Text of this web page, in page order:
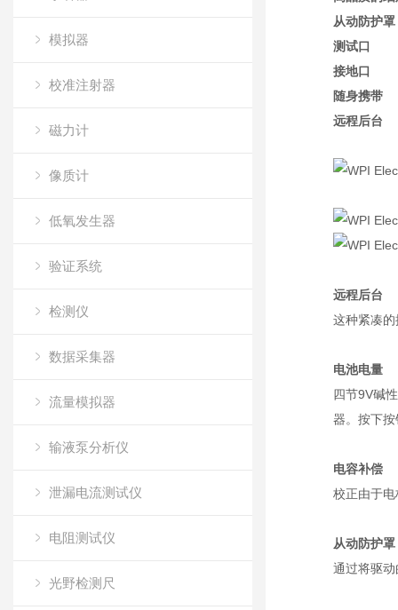
模拟器
校准注射器
磁力计
像质计
低氧发生器
验证系统
检测仪
数据采集器
流量模拟器
输液泵分析仪
泄漏电流测试仪
电阻测试仪
光野检测尺
从动防护罩
测试口
接地口
随身携带
远程后台
远程后台
这种紧凑
电池电量
四节9V碱
器。按下
电容补偿
校正由于
从动防护罩
通过将驱